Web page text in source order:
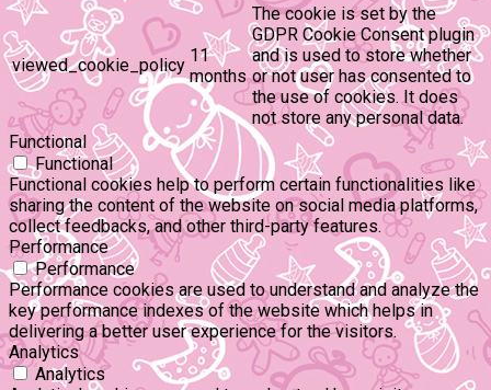
viewed_cookie_policy 11
months
The cookie is set by the
GDPR Cookie Consent plugin
and is used to store whether
or not user has consented to
the use of cookies. It does
not store any personal data.
Functional
Functional
Functional cookies help to perform certain functionalities like
sharing the content of the website on social media platforms,
collect feedbacks, and other third-party features.
Performance
Performance
Performance cookies are used to understand and analyze the
key performance indexes of the website which helps in
delivering a better user experience for the visitors.
Analytics
Analytics